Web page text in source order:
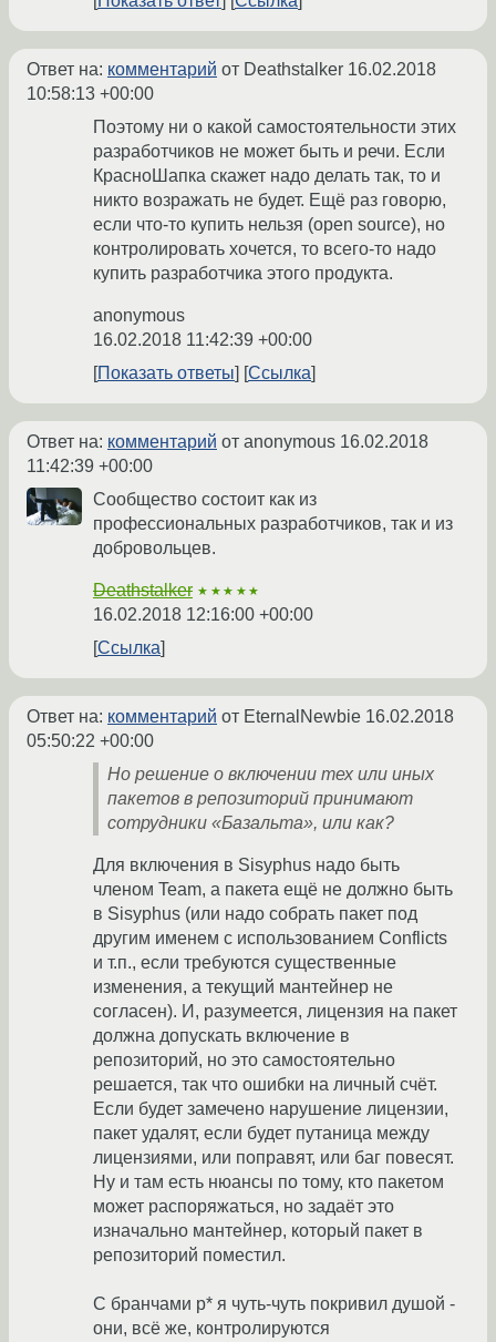
Ответ на: комментарий от Deathstalker 16.02.2018
10:58:13 +00:00
Поэтому ни о какой самостоятельности этих
разработчиков не может быть и речи. Если
КрасноШапка скажет надо делать так, то и
никто возражать не будет. Ещё раз говорю,
если что-то купить нельзя (open source), но
контролировать хочется, то всего-то надо
купить разработчика этого продукта.
anonymous
16.02.2018 11:42:39 +00:00
Показать ответы
Ссылка
Ответ на: комментарий от anonymous 16.02.2018
11:42:39 +00:00
Cообщество состоит как из
профессиональных разработчиков, так и из
добровольцев.
Deathstalker ★★★★★
16.02.2018 12:16:00 +00:00
Ссылка
Ответ на: комментарий от EternalNewbie 16.02.2018
05:50:22 +00:00
Но решение о включении тех или иных
пакетов в репозиторий принимают
сотрудники «Базальта», или как?
Для включения в Sisyphus надо быть
членом Team, а пакета ещё не должно быть
в Sisyphus (или надо собрать пакет под
другим именем с использованием Conflicts
и т.п., если требуются существенные
изменения, а текущий мантейнер не
согласен). И, разумеется, лицензия на пакет
должна допускать включение в
репозиторий, но это самостоятельно
решается, так что ошибки на личный счёт.
Если будет замечено нарушение лицензии,
пакет удалят, если будет путаница между
лицензиями, или поправят, или баг повесят.
Ну и там есть нюансы по тому, кто пакетом
может распоряжаться, но задаёт это
изначально мантейнер, который пакет в
репозиторий поместил.
С бранчами p* я чуть-чуть покривил душой -
они, всё же, контролируются